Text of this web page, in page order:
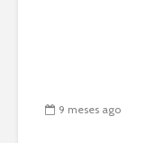
9 meses ago